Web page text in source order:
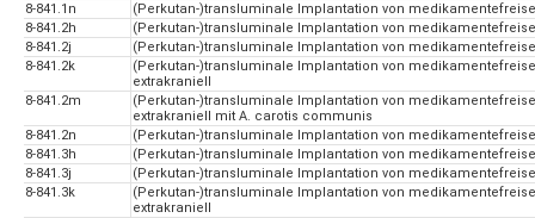
8-841.1n
(Perkutan-)transluminale Implantation von
8-841.2h
(Perkutan-)transluminale Implantation von
8-841.2j
(Perkutan-)transluminale Implantation von
8-841.2k
(Perkutan-)transluminale Implantation von
extrakraniell
8-841.2m
(Perkutan-)transluminale Implantation von
extrakraniell mit A. carotis communis
8-841.2n
(Perkutan-)transluminale Implantation von
8-841.3h
(Perkutan-)transluminale Implantation von
8-841.3j
(Perkutan-)transluminale Implantation von
8-841.3k
(Perkutan-)transluminale Implantation von
extrakraniell